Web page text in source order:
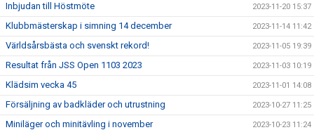
Inbjudan till Höstmöte 2023-11-20 15:37
Klubbmästerskap i simning 14 december 2023-11-14 11:42
Världsårsbästa och svenskt rekord! 2023-11-05 19:39
Resultat från JSS Open 1103 2023 2023-11-03 10:19
Klädsim vecka 45 2023-11-01 14:08
Försäljning av badkläder och utrustning 2023-10-27 11:25
Miniläger och minitävling i november 2023-10-23 11:24